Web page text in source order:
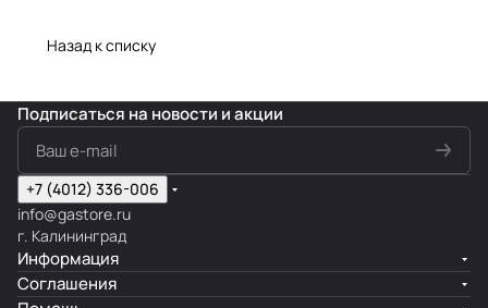
Назад к списку
Подписаться на новости и акции
+7 (4012) 336-006
info@gastore.ru
г. Калининград
Информация
Соглашения